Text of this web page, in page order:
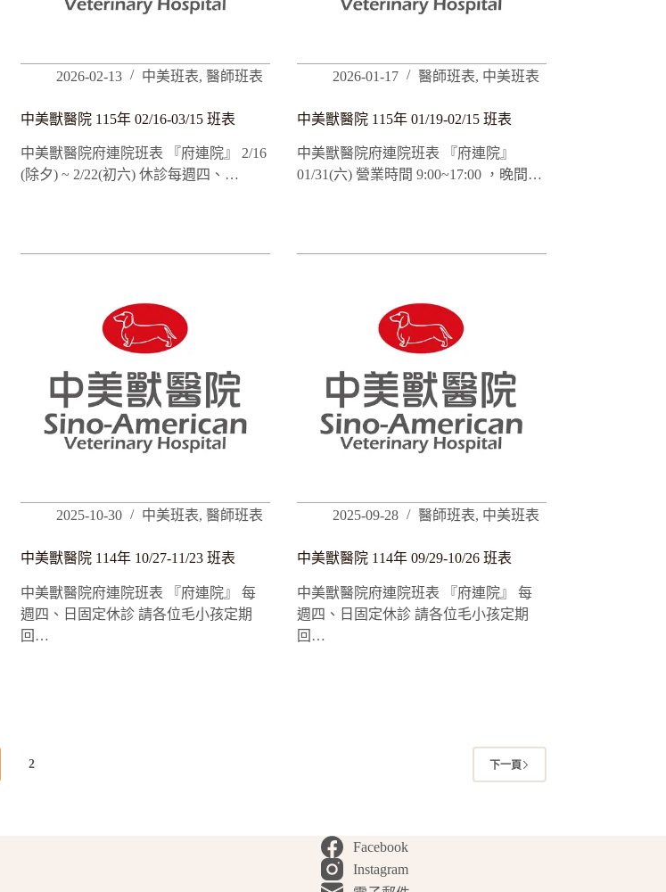
2026-02-13 中美班表, 醫師班表
中美獸醫院 115年 02/16-03/15 班表
中美獸醫院府連院班表 『府連院』 2/16
(除夕) ~ 2/22(初六) 休診每週四、…
2026-01-17 醫師班表, 中美班表
中美獸醫院 115年 01/19-02/15 班表
中美獸醫院府連院班表 『府連院』
01/31(六) 營業時間 9:00~17:00 ，晚間…
2025-10-30 中美班表, 醫師班表
中美獸醫院 114年 10/27-11/23 班表
中美獸醫院府連院班表 『府連院』 每
週四、日固定休診 請各位毛小孩定期
回…
2025-09-28 醫師班表, 中美班表
中美獸醫院 114年 09/29-10/26 班表
中美獸醫院府連院班表 『府連院』 每
週四、日固定休診 請各位毛小孩定期
回…
2 下一頁
Facebook
Instagram